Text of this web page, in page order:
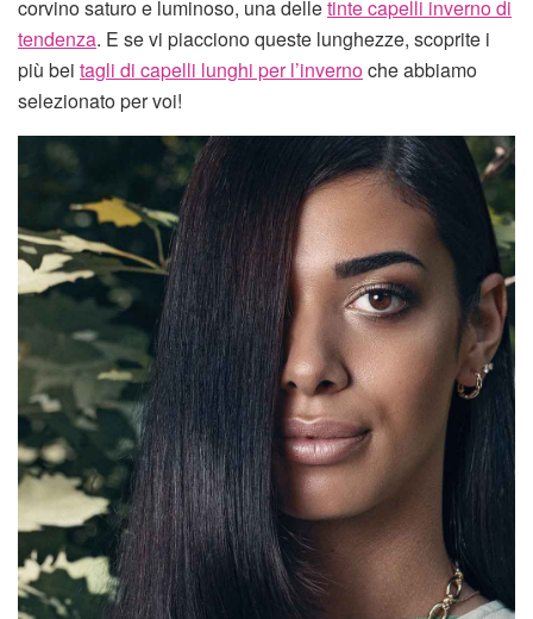
corvino saturo e luminoso, una delletinte capelli inverno di
tendenza. E se vi piacciono queste lunghezze, scoprite i
più bei tagli di capelli lunghi per l’invernoche abbiamo
selezionato per voi!